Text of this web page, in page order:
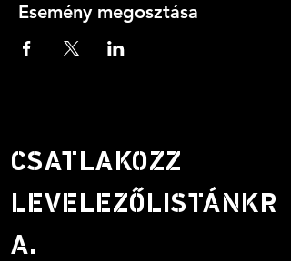
Esemény megosztása
CSATLAKOZZ
LEVELEZŐLISTÁNKR
A.